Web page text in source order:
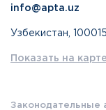
info@apta.uz
Узбекистан,
Показать на карте
Законодательные